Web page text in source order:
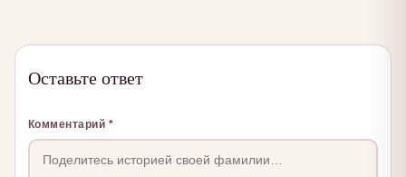
Оставьте ответ
Комментарий *